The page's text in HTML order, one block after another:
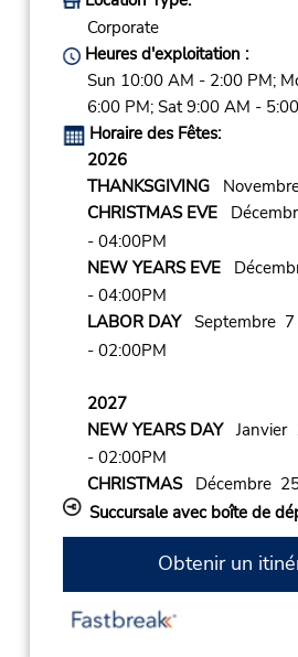
Corporate
Heures d'exploitation :
Sun 10:00 AM - 2:00 PM;
6:00 PM; Sat 9:00 AM -
Horaire des Fêtes:
2026
THANKSGIVING
CHRISTMAS EVE
- 04:00PM
NEW YEARS EVE
- 04:00PM
LABOR DAYSeptembre 7
- 02:00PM
2027
NEW YEARS DAYJanvier
- 02:00PM
CHRISTMASDécembre
Succursale avec boîte de
Obtenir un